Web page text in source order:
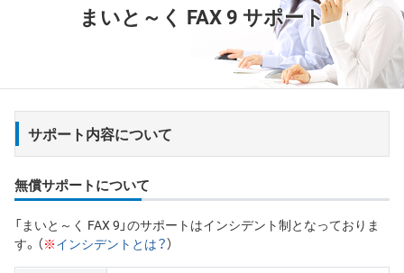
まいと～く FAX 9 サポート
サポート内容について
無償サポートについて
「まいと～く FAX 9」のサポートはインシデント制となっておりま
す。（※インシデントとは？）